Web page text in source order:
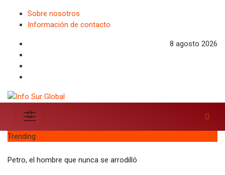
Sobre nosotros
Información de contacto
8 agosto 2026
Trending
Petro, el hombre que nunca se arrodilló